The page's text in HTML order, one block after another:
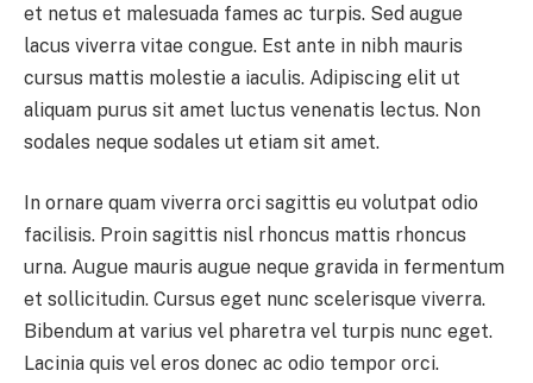
et netus et malesuada fames ac turpis. Sed augue
lacus viverra vitae congue. Est ante in nibh mauris
cursus mattis molestie a iaculis. Adipiscing elit ut
aliquam purus sit amet luctus venenatis lectus. Non
sodales neque sodales ut etiam sit amet.
In ornare quam viverra orci sagittis eu volutpat odio
facilisis. Proin sagittis nisl rhoncus mattis rhoncus
urna. Augue mauris augue neque gravida in fermentum
et sollicitudin. Cursus eget nunc scelerisque viverra.
Bibendum at varius vel pharetra vel turpis nunc eget.
Lacinia quis vel eros donec ac odio tempor orci.